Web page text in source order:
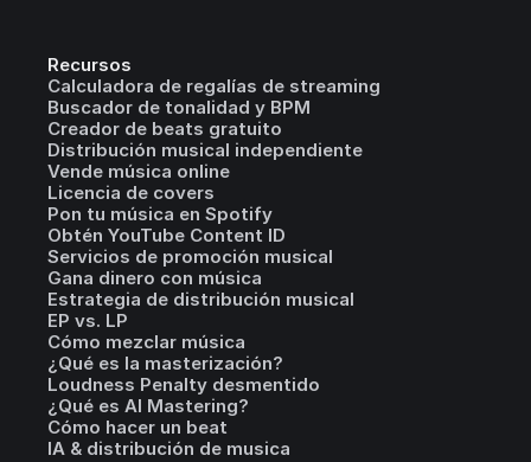
Recursos
Calculadora de regalías de streaming
Buscador de tonalidad y BPM
Creador de beats gratuito
Distribución musical independiente
Vende música online
Licencia de covers
Pon tu música en Spotify
Obtén YouTube Content ID
Servicios de promoción musical
Gana dinero con música
Estrategia de distribución musical
EP vs. LP
Cómo mezclar música
¿Qué es la masterización?
Loudness Penalty desmentido
¿Qué es AI Mastering?
Cómo hacer un beat
IA & distribución de musica